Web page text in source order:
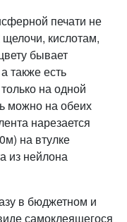
печати не
кислотам,
бывает
также есть
на одной
можно на обеих
нарезается
на втулке
из нейлона
в бюджетном и
самоклеящегося